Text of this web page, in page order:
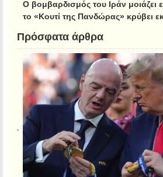
Ο βομβαρδισμός του Ιράν μοιάζει
το «Κουτί της Πανδώρας» κρύβει
Πρόσφατα άρθρα